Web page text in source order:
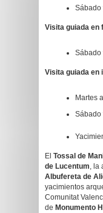
Sábado
Visita guiada en
Sábado
Visita guiada en
Martes
Sábado
El Tossal de
de Lucentum, la
Albufereta de
yacimientos
Comunitat
de Monumento